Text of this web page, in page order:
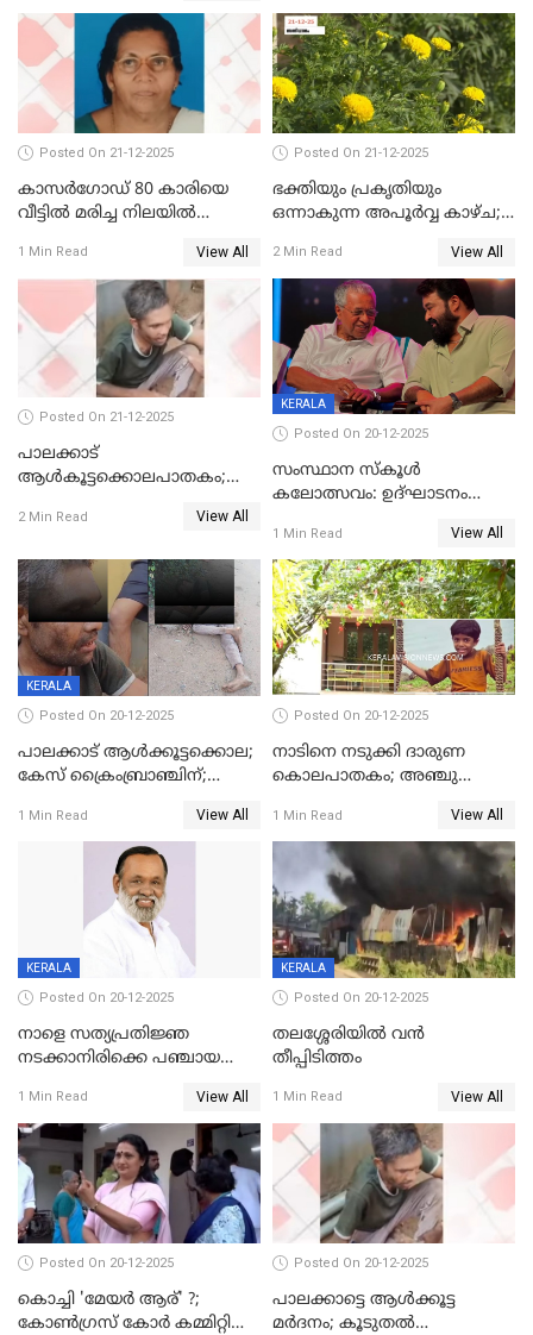
ജനറൽ
ആശുപത്രിയിലെത്തിച്ചു
Posted On 21-12-2025
കാസർഗോഡ് 80 കാരിയെ
വീട്ടിൽ മരിച്ച നിലയിൽ
1 Min Read View All
Posted On 21-12-2025
ഭക്തിയും പ്രകൃതിയും
ഒന്നാകുന്ന അപൂര്‍വ്വ കാഴ്ച;
കാഴ്ചാനുഭവമൊരുക്കി
ശബരീ നന്ദനം
2 Min Read View All
Posted On 21-12-2025
പാലക്കാട്‌
ആൾകൂട്ടക്കൊലപാതകം;
ഊർജ്ജിതമാക്കിമാക്കി
2 Min Read View All
KERALA
Posted On 20-12-2025
സംസ്ഥാന സ്കൂൾ
കലോത്സവം: ഉദ്ഘാടനം
മുഖ്യാതിഥിയായി
മോഹൻലാൽ
1 Min Read View All
KERALA
Posted On 20-12-2025
പാലക്കാട് ആൾക്കൂട്ടക്കൊല;
കേസ് ക്രൈംബ്രാഞ്ചിന്;
അന്വേഷിക്കും
1 Min Read View All
Posted On 20-12-2025
നാടിനെ നടുക്കി ദാരുണ
കൊലപാതകം; അഞ്ചു
കഴുത്തുഞെരിച്ച് കൊന്നു
1 Min Read View All
KERALA
Posted On 20-12-2025
നാളെ സത്യപ്രതിജ്ഞ
നടക്കാനിരിക്കെ പഞ്ചായത്ത്
1 Min Read View All
KERALA
Posted On 20-12-2025
തലശ്ശേരിയിൽ വൻ
തീപ്പിടിത്തം
1 Min Read View All
Posted On 20-12-2025
കൊച്ചി 'മേയർ ആര്' ?;
കോണ്‍ഗ്രസ് കോര്‍ കമ്മിറ്റി
Posted On 20-12-2025
പാലക്കാട്ടെ ആള്‍ക്കൂട്ട
മര്‍ദനം; കൂടുതല്‍